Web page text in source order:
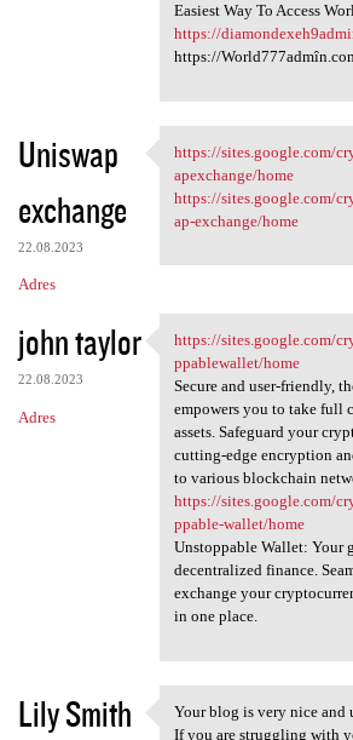
Easiest Way To Access
https://
https://
Uniswap
exchange
22.08.2023
Adres
https://
https://sites.google.com/
apexchange/home
https://sites.google.com/
ap-exchange/home
john taylor
22.08.2023
Adres
https://
https://sites.google.com/
ppablewallet/home
Secure and user-friendly,
empowers you to take full
assets. Safeguard your
cutting-edge encryption
to various blockchain
https://sites.google.com/
ppable-wallet/home
Unstoppable Wallet: Your
decentralized finance.
exchange your
in one place.
Lily Smith Your blog is very
Your blog is very nice and
If you are struggling with